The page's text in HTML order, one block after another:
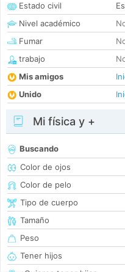
Estado civil
Nivel académico
Fumar
trabajo
Mis amigos
Unido
Mi física y +
Buscando
Color de ojos
Color de pelo
Tipo de cuerpo
Tamaño
Peso
Tener hijos